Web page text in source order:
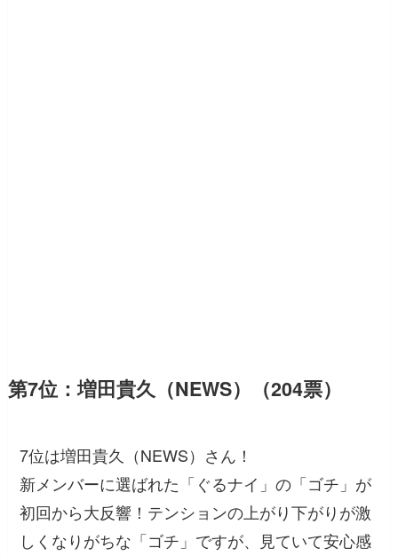
第7位：増田貴久（NEWS）（204票）
7位は増田貴久（NEWS）さん！
新メンバーに選ばれた「ぐるナイ」の「ゴチ」が
初回から大反響！テンションの上がり下がりが激
しくなりがちな「ゴチ」ですが、見ていて安心感